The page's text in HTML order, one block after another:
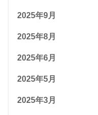
2025年9月
2025年8月
2025年6月
2025年5月
2025年3月